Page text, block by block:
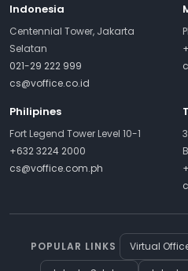
Indonesia
Centennial Tower, Jakarta
Selatan
021-29 222 999
cs@voffice.co.id
Philipines
Fort Legend Tower Level 10-1
+632 3224 2000
cs@voffice.com.ph
POPULAR LINKS Virtual